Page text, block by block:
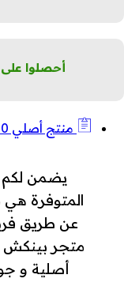
أحصلوا
منتج أصلي 100%
يضمن لكم
المتوفرة
عن طريق
متجر بينكش
أصلية و